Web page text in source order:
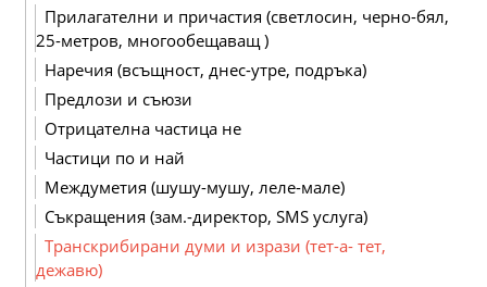
Прилагателни и причастия (светлосин, черно-бял,
25-метров, многообещаващ )
Наречия (всъщност, днес-утре, подръка)
Предлози и съюзи
Отрицателна частица не
Частици по и най
Междуметия (шушу-мушу, леле-мале)
Съкращения (зам.-директор, SMS услуга)
Транскрибирани думи и изрази (тет-а- тет,
дежавю)